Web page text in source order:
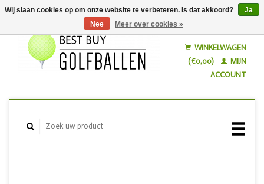
WINKELWAGEN
(€0,00)
MIJN
ACCOUNT
Wij slaan cookies op om onze website te verbeteren. Is dat akkoord?
Ja
Nee
Meer over cookies »